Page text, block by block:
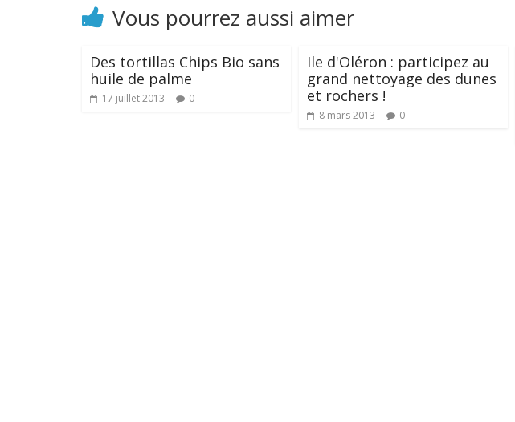
Vous pourrez aussi aimer
Des tortillas Chips Bio sans
huile de palme
17 juillet 2013 0
Ile d'Oléron : participez au
grand nettoyage des dunes
et rochers !
8 mars 2013 0